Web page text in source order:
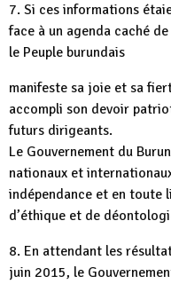
7. Si ces informations
face à un agenda caché
le Peuple burundais
manifeste sa joie et sa
accompli son devoir
futurs dirigeants.
Le Gouvernement du
nationaux et
indépendance et en toute
d’éthique et de
8. En attendant les
juin 2015, le